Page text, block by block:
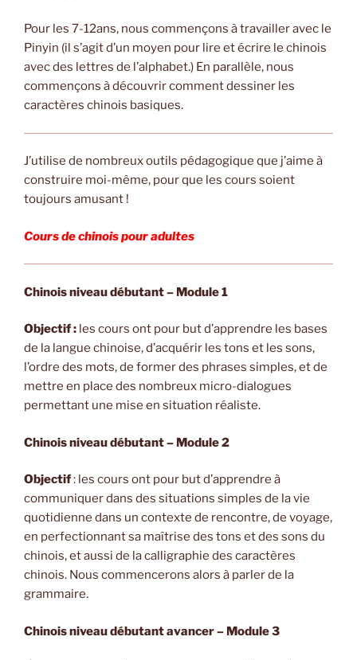
Pour les 7-12ans, nous commençons à travailler avec le
Pinyin (il s’agit d’un moyen pour lire et écrire le chinois
avec des lettres de l’alphabet.) En parallèle, nous
commençons à découvrir comment dessiner les
caractères chinois basiques.
J’utilise de nombreux outils pédagogique que j’aime à
construire moi-même, pour que les cours soient
toujours amusant !
Cours de chinois pour adultes
Chinois niveau débutant – Module 1
Objectif : les cours ont pour but d’apprendre les bases
de la langue chinoise, d’acquérir les tons et les sons,
l’ordre des mots, de former des phrases simples, et de
mettre en place des nombreux micro-dialogues
permettant une mise en situation réaliste.
Chinois niveau débutant – Module 2
Objectif: les cours ont pour but d’apprendre à
communiquer dans des situations simples de la vie
quotidienne dans un contexte de rencontre, de voyage,
en perfectionnant sa maîtrise des tons et des sons du
chinois, et aussi de la calligraphie des caractères
chinois. Nous commencerons alors à parler de la
grammaire.
Chinois niveau débutant avancer – Module 3